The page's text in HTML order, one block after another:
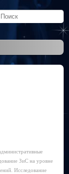
ЗиС на уровне
Исследование